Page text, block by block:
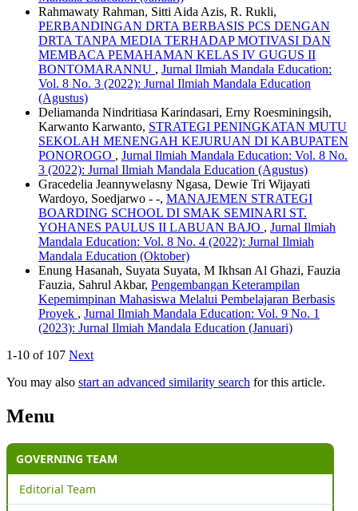
Rahmawaty Rahman, Sitti Aida Azis, R. Rukli,
PERBANDINGAN DRTA BERBASIS PCS DENGAN
DRTA TANPA MEDIA TERHADAP MOTIVASI DAN
MEMBACA PEMAHAMAN KELAS IV GUGUS II
BONTOMARANNU , Jurnal Ilmiah Mandala Education:
Vol. 8 No. 3 (2022): Jurnal Ilmiah Mandala Education
(Agustus)
Deliamanda Nindritiasa Karindasari, Erny Roesminingsih,
Karwanto Karwanto, STRATEGI PENINGKATAN MUTU
SEKOLAH MENENGAH KEJURUAN DI KABUPATEN
PONOROGO , Jurnal Ilmiah Mandala Education: Vol. 8 No.
3 (2022): Jurnal Ilmiah Mandala Education (Agustus)
Gracedelia Jeannywelasny Ngasa, Dewie Tri Wijayati
Wardoyo, Soedjarwo - -, MANAJEMEN STRATEGI
BOARDING SCHOOL DI SMAK SEMINARI ST.
YOHANES PAULUS II LABUAN BAJO , Jurnal Ilmiah
Mandala Education: Vol. 8 No. 4 (2022): Jurnal Ilmiah
Mandala Education (Oktober)
Enung Hasanah, Suyata Suyata, M Ikhsan Al Ghazi, Fauzia
Fauzia, Sahrul Akbar, Pengembangan Keterampilan
Kepemimpinan Mahasiswa Melalui Pembelajaran Berbasis
Proyek , Jurnal Ilmiah Mandala Education: Vol. 9 No. 1
(2023): Jurnal Ilmiah Mandala Education (Januari)
1-10 of 107 Next
You may also start an advanced similarity search for this article.
Menu
GOVERNING TEAM
Editorial Team